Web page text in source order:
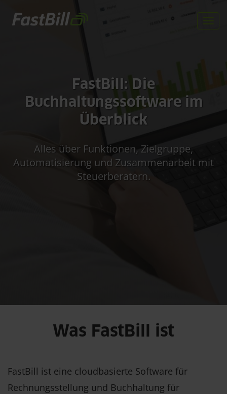
zum
FastBill: Die
Buchhaltungssoftware im
Überblick
Alles über Funktionen, Zielgruppe,
Automatisierung und Zusammenarbeit mit
Steuerberatern.
Was FastBill ist
FastBill ist eine cloudbasierte Software für
Rechnungsstellung und Buchhaltung für